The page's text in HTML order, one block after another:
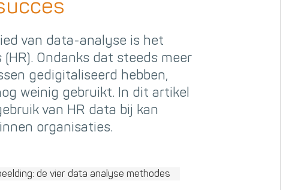
van data-analyse is het
Ondanks dat steeds meer
gedigitaliseerd hebben,
weinig gebruikt. In dit artikel
van HR data bij kan
organisaties.